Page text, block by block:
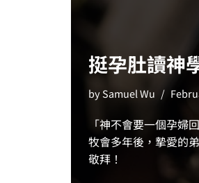
挺孕肚讀神
bySamuel Wu
「神不會要一個孕
牧會多年後，摯愛的
敬拜！